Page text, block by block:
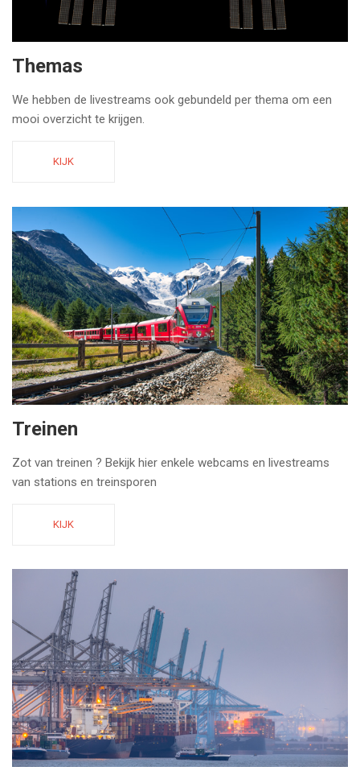
Themas
We hebben de livestreams ook gebundeld per thema om een
mooi overzicht te krijgen.
KIJK
Treinen
Zot van treinen ? Bekijk hier enkele webcams en livestreams
van stations en treinsporen
KIJK